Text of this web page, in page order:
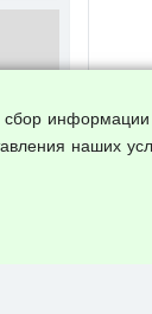
сбор
наших